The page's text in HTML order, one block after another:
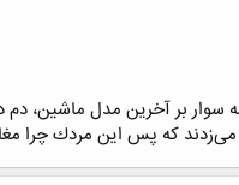
سوار بر آخرین مدل ماشین،
كه پس این مردك چرا